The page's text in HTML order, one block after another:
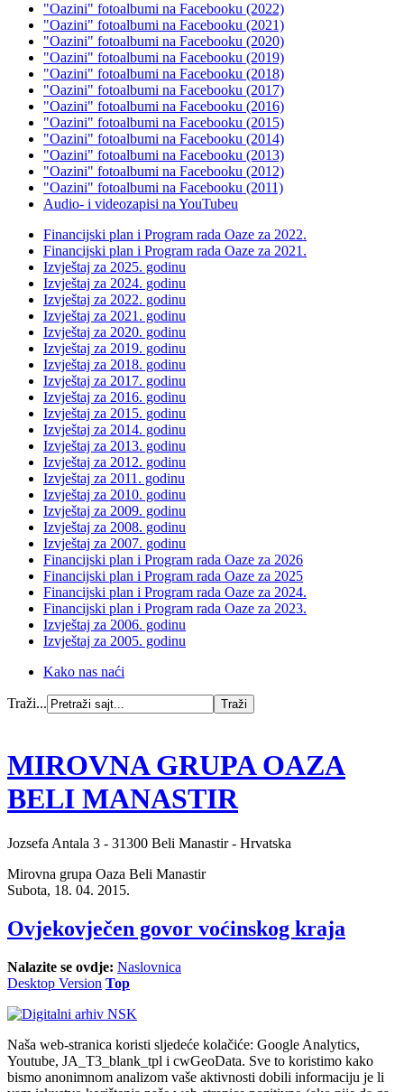
"Oazini" fotoalbumi na Facebooku (2022)
"Oazini" fotoalbumi na Facebooku (2021)
"Oazini" fotoalbumi na Facebooku (2020)
"Oazini" fotoalbumi na Facebooku (2019)
"Oazini" fotoalbumi na Facebooku (2018)
"Oazini" fotoalbumi na Facebooku (2017)
"Oazini" fotoalbumi na Facebooku (2016)
"Oazini" fotoalbumi na Facebooku (2015)
"Oazini" fotoalbumi na Facebooku (2014)
"Oazini" fotoalbumi na Facebooku (2013)
"Oazini" fotoalbumi na Facebooku (2012)
"Oazini" fotoalbumi na Facebooku (2011)
Audio- i videozapisi na YouTubeu
Financijski plan i Program rada Oaze za 2022.
Financijski plan i Program rada Oaze za 2021.
Izvještaj za 2025. godinu
Izvještaj za 2024. godinu
Izvještaj za 2022. godinu
Izvještaj za 2021. godinu
Izvještaj za 2020. godinu
Izvještaj za 2019. godinu
Izvještaj za 2018. godinu
Izvještaj za 2017. godinu
Izvještaj za 2016. godinu
Izvještaj za 2015. godinu
Izvještaj za 2014. godinu
Izvještaj za 2013. godinu
Izvještaj za 2012. godinu
Izvještaj za 2011. godinu
Izvještaj za 2010. godinu
Izvještaj za 2009. godinu
Izvještaj za 2008. godinu
Izvještaj za 2007. godinu
Financijski plan i Program rada Oaze za 2026
Financijski plan i Program rada Oaze za 2025
Financijski plan i Program rada Oaze za 2024.
Financijski plan i Program rada Oaze za 2023.
Izvještaj za 2006. godinu
Izvještaj za 2005. godinu
Kako nas naći
Traži...
MIROVNA GRUPA OAZA
BELI MANASTIR
Jozsefa Antala 3 - 31300 Beli Manastir - Hrvatska
Mirovna grupa Oaza Beli Manastir
Subota, 18. 04. 2015.
Ovjekovječen govor voćinskog kraja
Nalazite se ovdje: Naslovnica
Desktop Version Top
Naša web-stranica koristi sljedeće kolačiće: Google Analytics,
Youtube, JA_T3_blank_tpl i cwGeoData. Sve to koristimo kako
bismo anonimnom analizom vaše aktivnosti dobili informaciju je li